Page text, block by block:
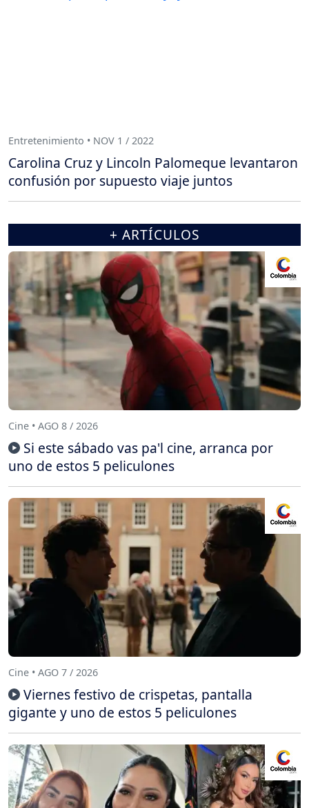
Entretenimiento • NOV 1 / 2022
Carolina Cruz y Lincoln Palomeque levantaron
confusión por supuesto viaje juntos
+ ARTÍCULOS
Cine • AGO 8 / 2026
Si este sábado vas pa'l cine, arranca por
uno de estos 5 peliculones
Cine • AGO 7 / 2026
Viernes festivo de crispetas, pantalla
gigante y uno de estos 5 peliculones